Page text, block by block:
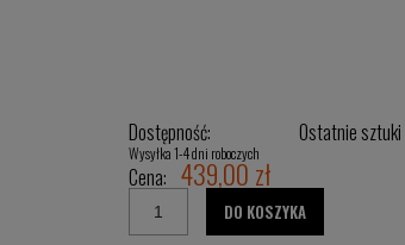
Dostępność: Ostatnie sztuki
Wysyłka 1-4 dni roboczych
Cena: 439,00 zł
DO KOSZYKA